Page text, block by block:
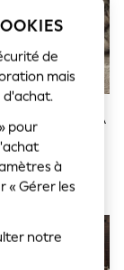
Fausse Fourrure À
Des Neiges
de
mais
d'achat.
pour
à
« Gérer les
notre